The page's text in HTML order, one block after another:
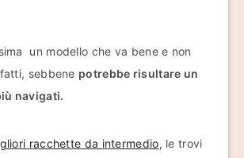
un modello che va bene e non
sebbene potrebbe risultare un
navigati.
racchette da intermedio, le trovi